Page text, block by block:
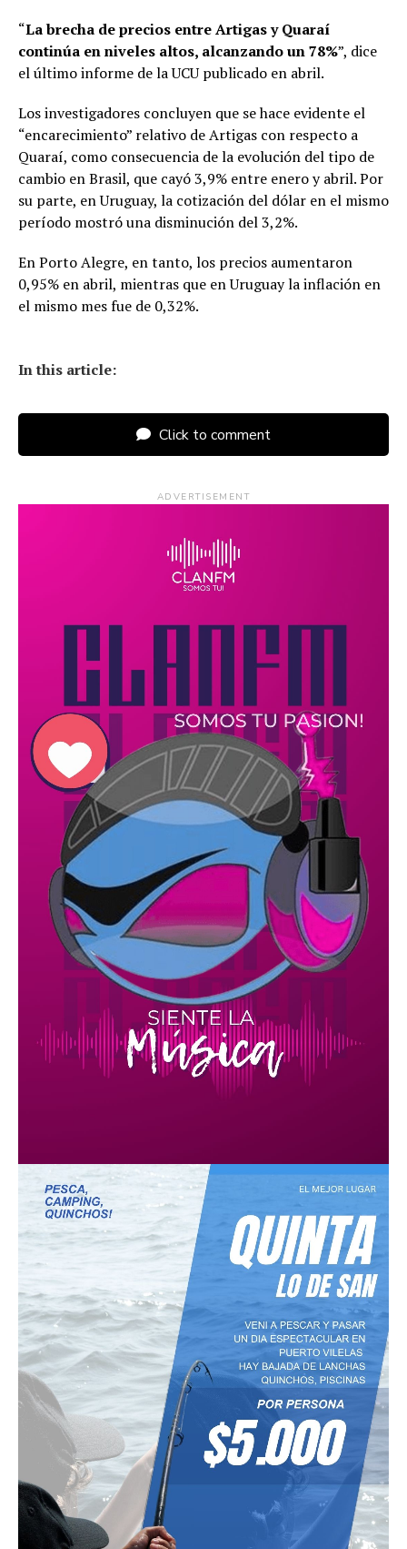
“La brecha de precios entre Artigas y Quaraí
continúa en niveles altos, alcanzando un 78%”, dice
el último informe de la UCU publicado en abril.
Los investigadores concluyen que se hace evidente el
“encarecimiento” relativo de Artigas con respecto a
Quaraí, como consecuencia de la evolución del tipo de
cambio en Brasil, que cayó 3,9% entre enero y abril. Por
su parte, en Uruguay, la cotización del dólar en el mismo
período mostró una disminución del 3,2%.
En Porto Alegre, en tanto, los precios aumentaron
0,95% en abril, mientras que en Uruguay la inflación en
el mismo mes fue de 0,32%.
In this article:
Click to comment
ADVERTISEMENT